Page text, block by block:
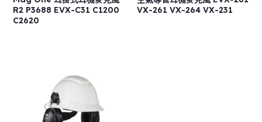
R2 P3688 EVX-C31 C1200
C2620
VX-261 VX-264 VX-231